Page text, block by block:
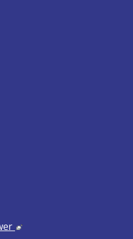
webbplats, öppnas i
Länk till annan